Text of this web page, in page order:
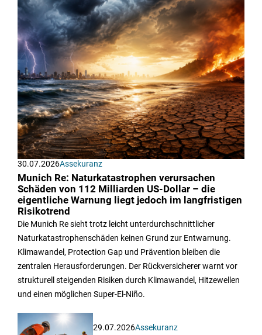
30.07.2026Assekuranz
Munich Re: Naturkatastrophen verursachen
Schäden von 112 Milliarden US-Dollar – die
eigentliche Warnung liegt jedoch im langfristigen
Risikotrend
Die Munich Re sieht trotz leicht unterdurchschnittlicher
Naturkatastrophenschäden keinen Grund zur Entwarnung.
Klimawandel, Protection Gap und Prävention bleiben die
zentralen Herausforderungen. Der Rückversicherer warnt vor
strukturell steigenden Risiken durch Klimawandel, Hitzewellen
und einen möglichen Super-El-Niño.
29.07.2026Assekuranz